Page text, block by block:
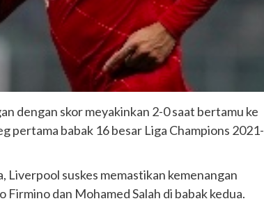
dengan skor meyakinkan 2-0 saat bertamu ke
pertama babak 16 besar Liga Champions 2021-
Liverpool suskes memastikan kemenangan
dan Mohamed Salah di babak kedua.